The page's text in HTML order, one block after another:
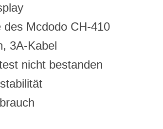
des Mcdodo CH-410
3A-Kabel
nicht bestanden